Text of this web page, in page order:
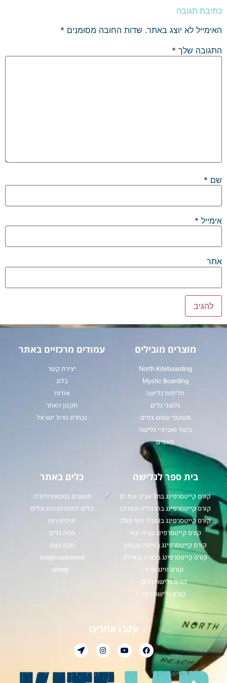
כתיבת תגובה
האימייל לא יוצג באתר. שדות החובה מסומנים *
התגובה שלך *
שם *
אימייל *
אתר
מוצרים מובילים
North Kiteboarding
Mystic Boarding
חליפות גלישה
גלשני גלים
משקפי שמש צפים
ביגוד ואביזרי גלישה
סאפים
עמודים מרכזיים באתר
יצירת קשר
בלוג
אודות
תקנון האתר
נבחרת נורת' ישראל
בית ספר לגלישה
קורס קייטסרפינג בתל אביב ובת ים
קורס קייטסרפינג בהרצליה ובמרכז
קורס קייטסרפינג בנתניה חוף פולג
קורס קייטסרפינג בבית ינאי
קורס קייטסרפינג בחיפה ובצפון
קורס קייטסרפינג בכנרת ובאילת
קורס ווינג סרף
קורס גלישת גלים
קורס גלישת רוח
כלים באתר
מושגים במטאורולוגיה
כלים לתחזיות רוח וגלים
תחזית רוח
מפת גלים
מכמ גשם
magicseaweed
windy
עקבו אחרינו